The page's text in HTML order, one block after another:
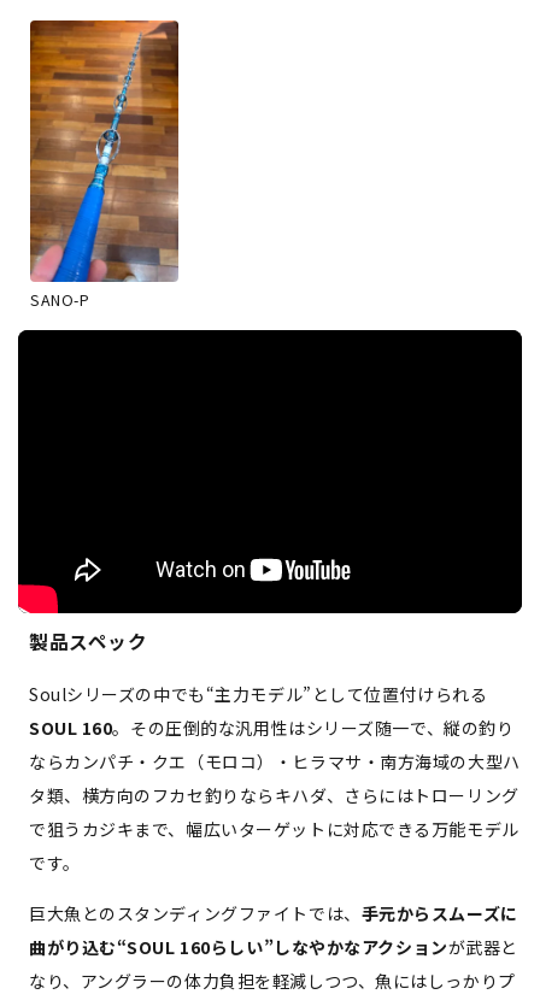
SANO-P
製品スペック
Soulシリーズの中でも“主力モデル”として位置付けられる
SOUL 160。その圧倒的な汎用性はシリーズ随一で、縦の釣り
ならカンパチ・クエ（モロコ）・ヒラマサ・南方海域の大型ハ
タ類、横方向のフカセ釣りならキハダ、さらにはトローリング
で狙うカジキまで、幅広いターゲットに対応できる万能モデル
です。
巨大魚とのスタンディングファイトでは、 手元からスムーズに
曲がり込む“SOUL 160らしい”しなやかなアクションが武器と
なり、アングラーの体力負担を軽減しつつ、魚にはしっかりプ